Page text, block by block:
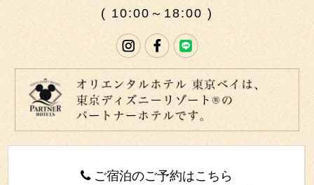
( 10:00～18:00 )
ご宿泊のご予約はこちら